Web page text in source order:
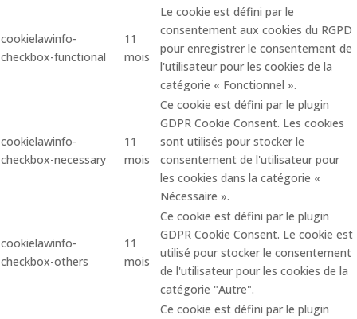
cookielawinfo-
checkbox-functional
11
mois
Le cookie est défini par le
consentement aux cookies du RGPD
pour enregistrer le consentement de
l'utilisateur pour les cookies de la
catégorie « Fonctionnel ».
cookielawinfo-
checkbox-necessary
11
mois
Ce cookie est défini par le plugin
GDPR Cookie Consent. Les cookies
sont utilisés pour stocker le
consentement de l'utilisateur pour
les cookies dans la catégorie «
Nécessaire ».
cookielawinfo-
checkbox-others
11
mois
Ce cookie est défini par le plugin
GDPR Cookie Consent. Le cookie est
utilisé pour stocker le consentement
de l'utilisateur pour les cookies de la
catégorie "Autre".
Ce cookie est défini par le plugin